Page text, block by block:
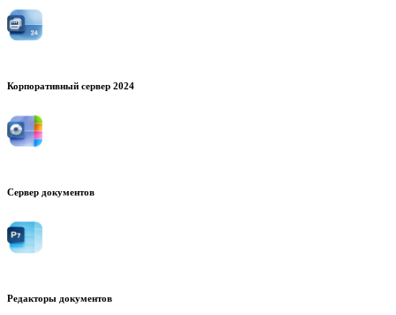
Корпоративный сервер 2024
Сервер документов
Редакторы документов